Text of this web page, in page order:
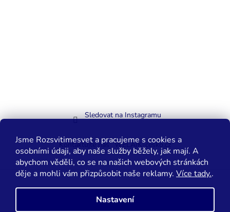
Jsme Rozsvitimesvet a pracujeme s cookies a
osobními údaji, aby naše služby běžely, jak mají. A
abychom věděli, co se na našich webových stránkách
děje a mohli vám přizpůsobit naše reklamy. Více tady..
Nastavení
Sledovat na Instagramu
Kontaktujte nás WELAIK-cesko.cz
Vytvořil Shoptet